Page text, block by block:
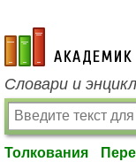
academic.ru
Словари и
Толкования